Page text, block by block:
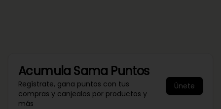
Acumula Sama Puntos
Regístrate, gana puntos con tus
compras y canjealos por productos y
más
Únete